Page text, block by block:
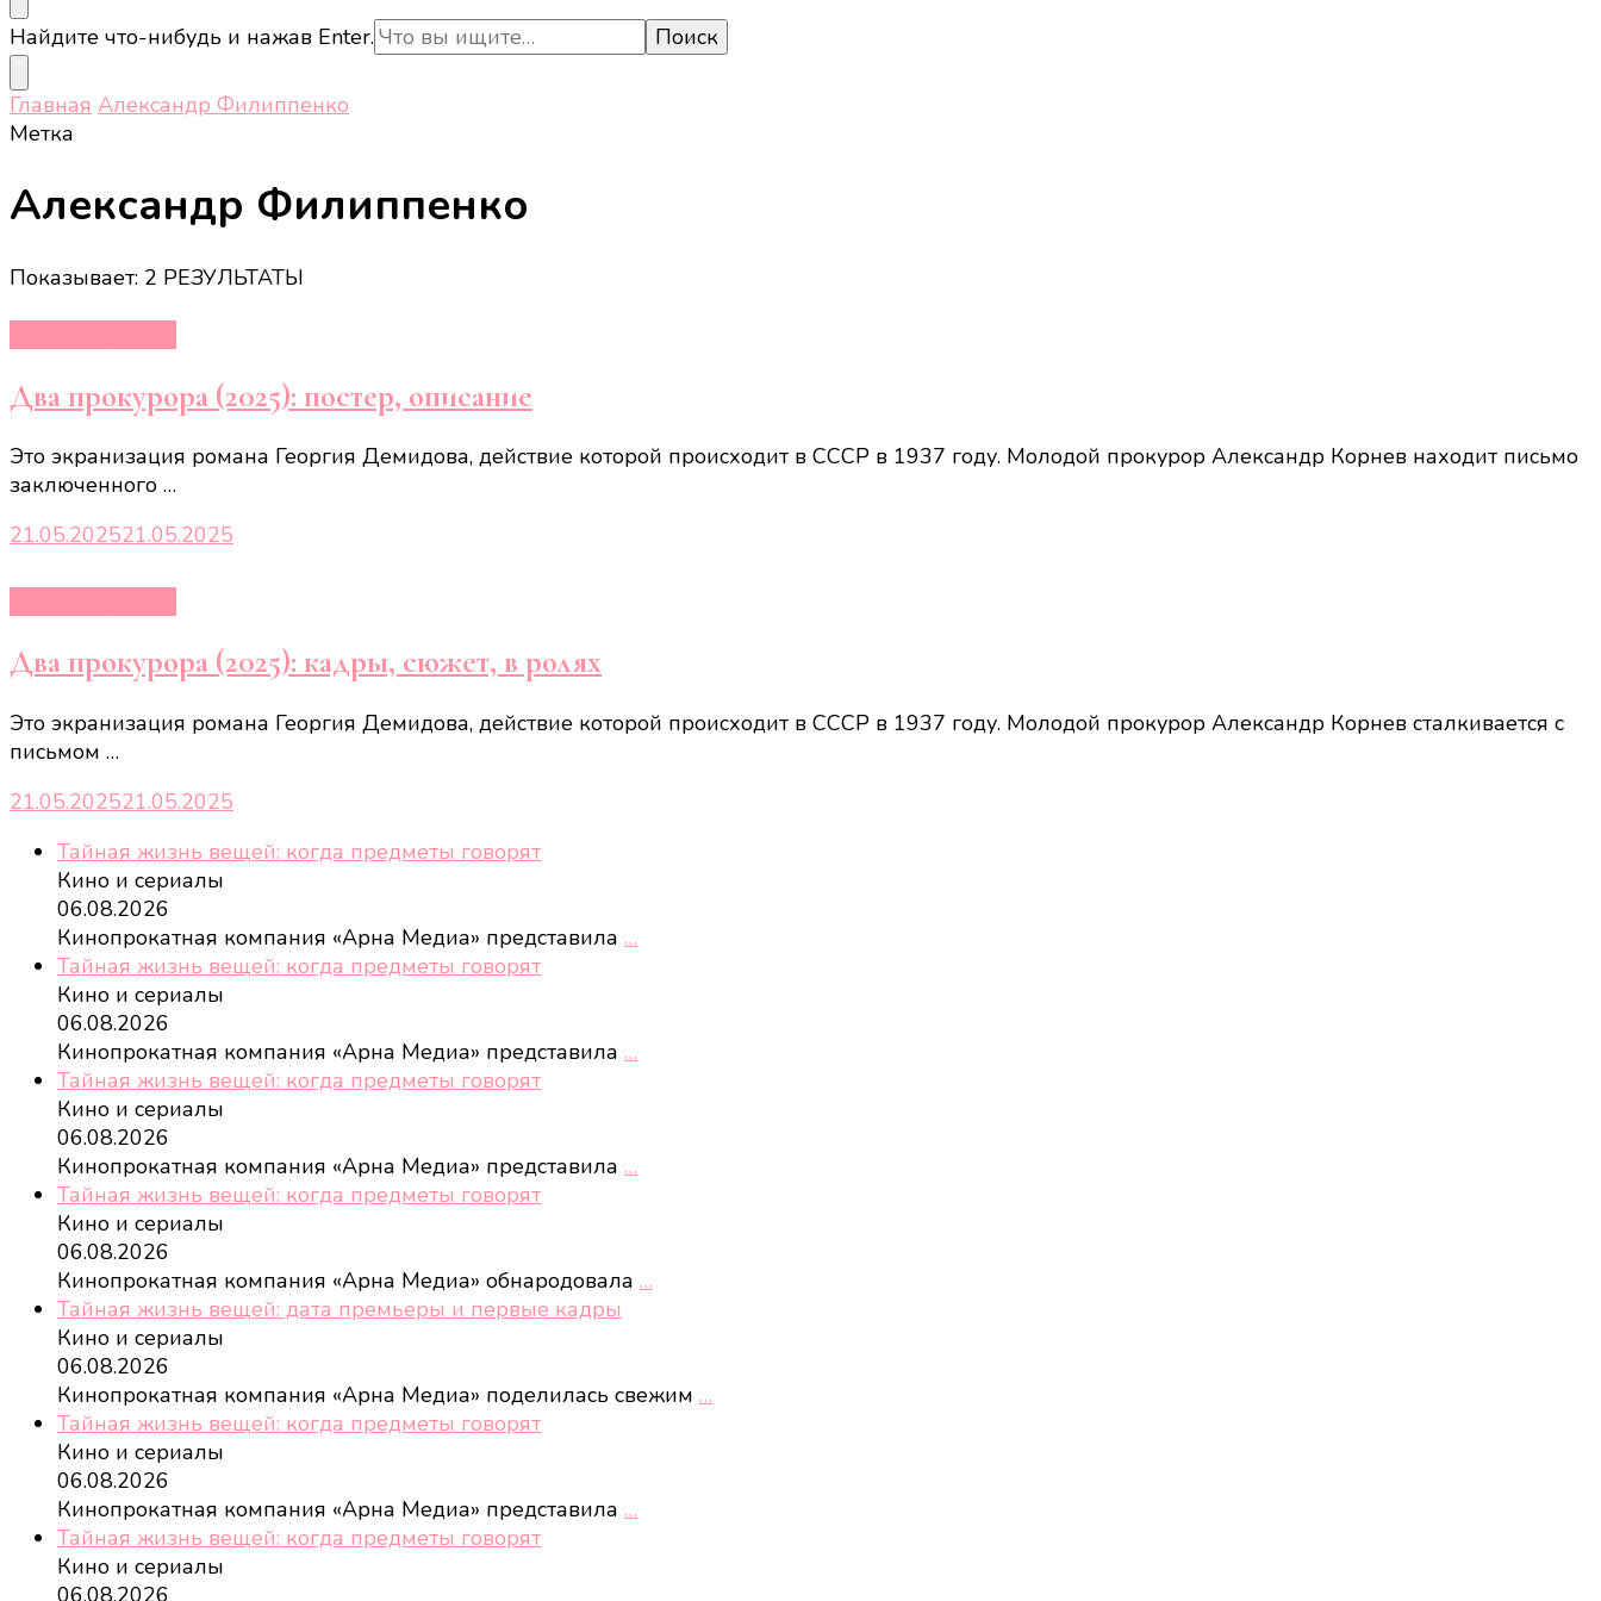
Ищите
что-
то?
Найдите что-нибудь и нажав Enter.
Главная Александр Филиппенко
Метка
Александр Филиппенко
Показывает: 2 РЕЗУЛЬТАТЫ
Два прокурора (2025): постер, описание
Это экранизация романа Георгия Демидова, действие которой происходит в СССР в 1937 году. Молодой прокурор Александр Корнев находит письмо
заключенного …
21.05.202521.05.2025
Два прокурора (2025): кадры, сюжет, в ролях
Это экранизация романа Георгия Демидова, действие которой происходит в СССР в 1937 году. Молодой прокурор Александр Корнев сталкивается с
письмом …
21.05.202521.05.2025
Тайная жизнь вещей: когда предметы говорят
Кино и сериалы
06.08.2026
Кинопрокатная компания «Арна Медиа» представила …
Тайная жизнь вещей: когда предметы говорят
Кино и сериалы
06.08.2026
Кинопрокатная компания «Арна Медиа» представила …
Тайная жизнь вещей: когда предметы говорят
Кино и сериалы
06.08.2026
Кинопрокатная компания «Арна Медиа» представила …
Тайная жизнь вещей: когда предметы говорят
Кино и сериалы
06.08.2026
Кинопрокатная компания «Арна Медиа» обнародовала …
Тайная жизнь вещей: дата премьеры и первые кадры
Кино и сериалы
06.08.2026
Кинопрокатная компания «Арна Медиа» поделилась свежим …
Тайная жизнь вещей: когда предметы говорят
Кино и сериалы
06.08.2026
Кинопрокатная компания «Арна Медиа» представила …
Тайная жизнь вещей: когда предметы говорят
Кино и сериалы
06.08.2026